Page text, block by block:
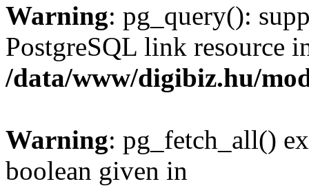
Warning: pg_query():
PostgreSQL link resource
/data/www/digibiz.hu/
Warning: pg_fetch_all()
boolean given in